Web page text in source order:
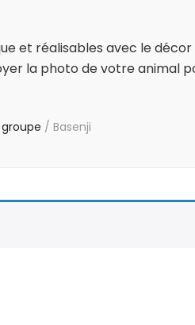
et réalisables avec le décor
la photo de votre animal
/ Basenji